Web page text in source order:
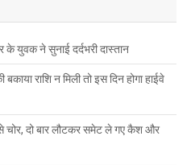
युवक ने सुनाई दर्दभरी दास्तान
राशि न मिली तो इस दिन होगा हाईवे
दो बार लौटकर समेट ले गए कैश और